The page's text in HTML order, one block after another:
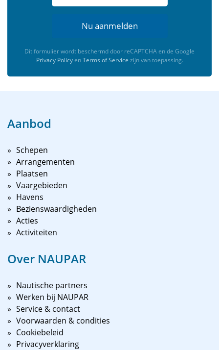
Nu aanmelden
Dit formulier wordt beschermd door reCAPTCHA en de Google
Privacy PolicyenTerms of Service zijn van toepassing.
Aanbod
Schepen
Arrangementen
Plaatsen
Vaargebieden
Havens
Bezienswaardigheden
Acties
Activiteiten
Over NAUPAR
Nautische partners
Werken bij NAUPAR
Service & contact
Voorwaarden & condities
Cookiebeleid
Privacyverklaring